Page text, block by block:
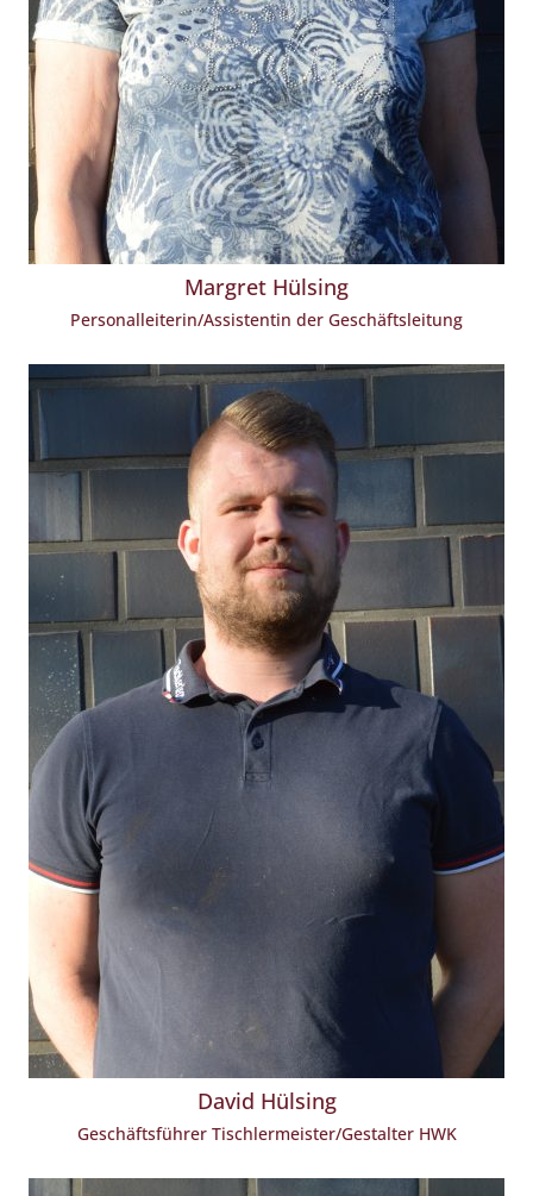
Margret Hülsing
Personalleiterin/Assistentin der Geschäftsleitung
David Hülsing
Geschäftsführer Tischlermeister/Gestalter HWK